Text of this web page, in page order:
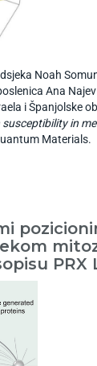
Noah
Ana
i Španjolske
susceptibility in
Materials.
PRX